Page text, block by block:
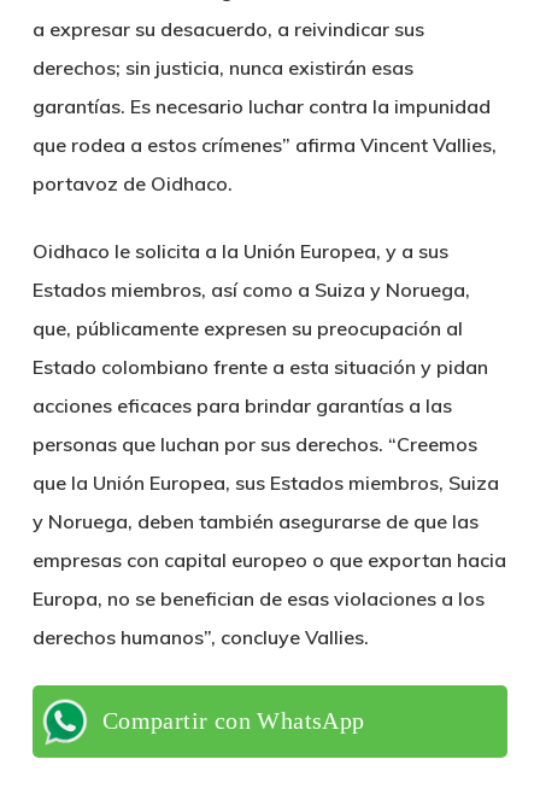
a expresar su desacuerdo, a reivindicar sus
derechos; sin justicia, nunca existirán esas
garantías. Es necesario luchar contra la impunidad
que rodea a estos crímenes” afirma Vincent Vallies,
portavoz de Oidhaco.
Oidhaco le solicita a la Unión Europea, y a sus
Estados miembros, así como a Suiza y Noruega,
que, públicamente expresen su preocupación al
Estado colombiano frente a esta situación y pidan
acciones eficaces para brindar garantías a las
personas que luchan por sus derechos. “Creemos
que la Unión Europea, sus Estados miembros, Suiza
y Noruega, deben también asegurarse de que las
empresas con capital europeo o que exportan hacia
Europa, no se benefician de esas violaciones a los
derechos humanos”, concluye Vallies.
Compartir con WhatsApp